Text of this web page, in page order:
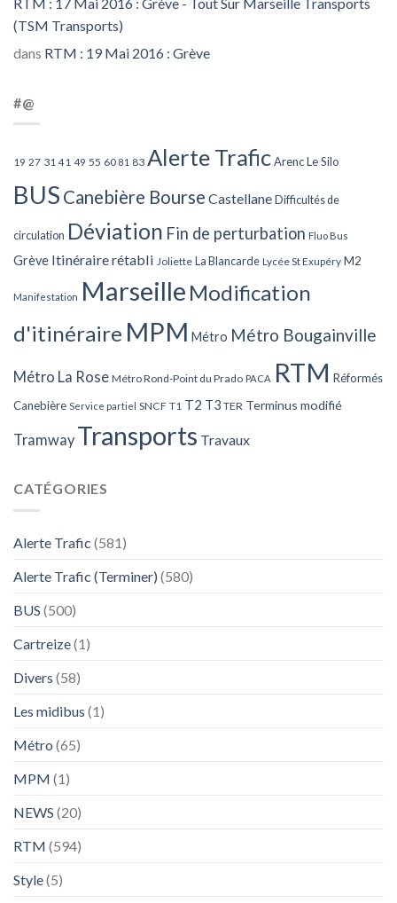
(TSM Transports)
dans RTM : 19 Mai 2016 : Grève
#@
19 27 31 41 49 55 60 81 83 Alerte TraficArenc Le Silo
BUS Canebière Bourse Castellane Difficultés de
circulation Déviation Fin de perturbation Fluo Bus
Grève Itinéraire rétabli Joliette La Blancarde Lycée St Exupéry M2
Manifestation Marseille Modification
d'itinéraire MPM Métro Métro Bougainville
Métro La Rose Métro Rond-Point du Prado PACA RTM Réformés
Canebière Service partiel SNCF T1 T2 T3 TER Terminus modifié
Tramway Transports Travaux
CATÉGORIES
Alerte Trafic (581)
Alerte Trafic (Terminer) (580)
BUS (500)
Cartreize(1)
Divers (58)
Les midibus (1)
Métro (65)
MPM (1)
NEWS (20)
RTM (594)
Style(5)